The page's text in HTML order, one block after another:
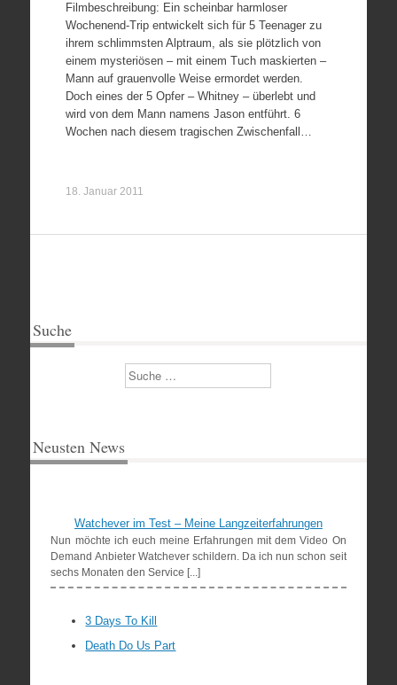
Filmbeschreibung: Ein scheinbar harmloser
Wochenend-Trip entwickelt sich für 5 Teenager zu
ihrem schlimmsten Alptraum, als sie plötzlich von
einem mysteriösen – mit einem Tuch maskierten –
Mann auf grauenvolle Weise ermordet werden.
Doch eines der 5 Opfer – Whitney – überlebt und
wird von dem Mann namens Jason entführt. 6
Wochen nach diesem tragischen Zwischenfall…
18. Januar 2011
Suche
Suchen
Neusten News
Watchever im Test – Meine Langzeiterfahrungen
Nun möchte ich euch meine Erfahrungen mit dem Video On
Demand Anbieter Watchever schildern. Da ich nun schon seit
sechs Monaten den Service [...]
3 Days To Kill
Death Do Us Part